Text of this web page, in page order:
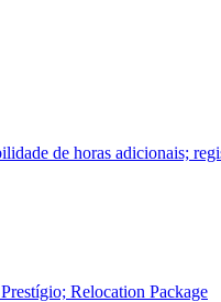
de horas adicionais;
Relocation Package